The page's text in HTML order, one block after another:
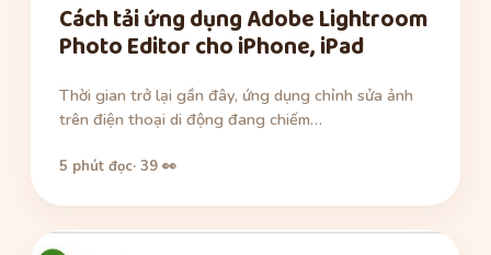
Cách tải ứng dụng Adobe Lightroom
Photo Editor cho iPhone, iPad
Thời gian trở lại gần đây, ứng dụng chỉnh sửa ảnh
trên điện thoại di động đang chiếm…
5 phút đọc· 39 👀